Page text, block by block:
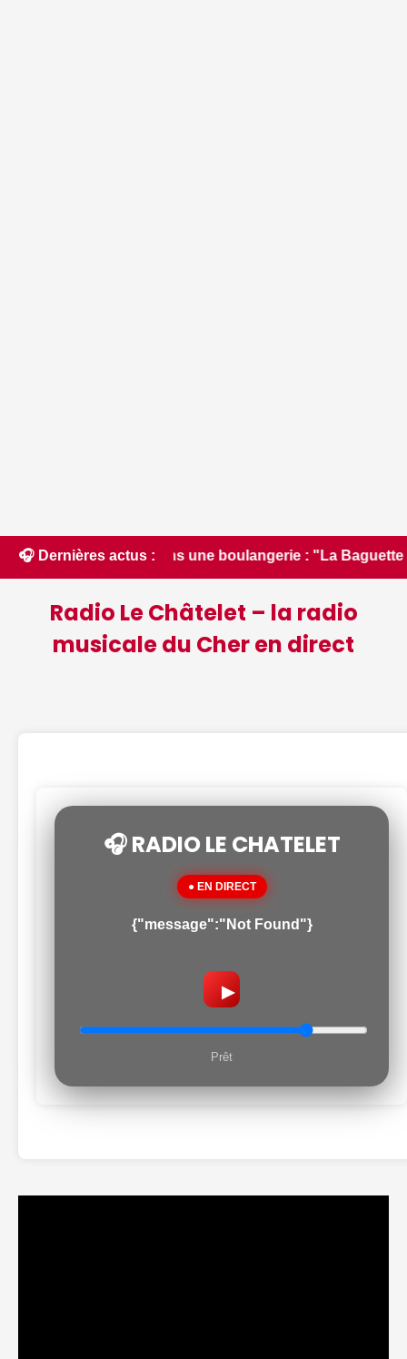
🎧 Dernières actus :
dans une boulangerie : "La Baguette
Radio Le Châtelet – la radio
musicale du Cher en direct
🎧 RADIO LE CHATELET
● EN DIRECT
{"message":"Not Found"}
▶
Prêt